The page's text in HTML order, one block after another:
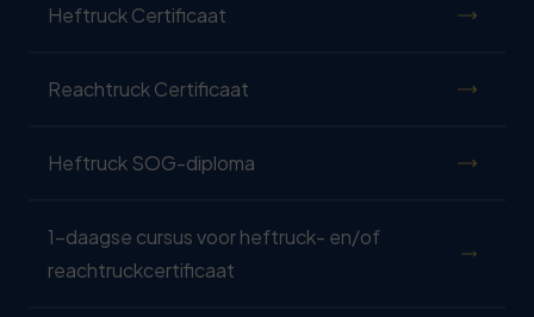
Heftruck Certificaat
Reachtruck Certificaat
Heftruck SOG-diploma
1-daagse cursus voor heftruck- en/of
reachtruckcertificaat